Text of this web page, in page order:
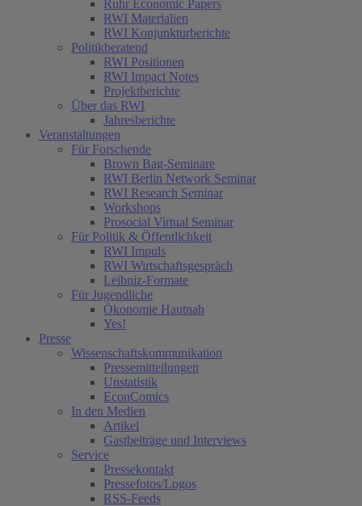
Ruhr Economic Papers
RWI Materialien
RWI Konjunkturberichte
Politikberatend
RWI Positionen
RWI Impact Notes
Projektberichte
Über das RWI
Jahresberichte
Veranstaltungen
Für Forschende
Brown Bag-Seminare
RWI Berlin Network Seminar
RWI Research Seminar
Workshops
Prosocial Virtual Seminar
Für Politik & Öffentlichkeit
RWI Impuls
RWI Wirtschaftsgespräch
Leibniz-Formate
Für Jugendliche
Ökonomie Hautnah
Yes!
Presse
Wissenschaftskommunikation
Pressemitteilungen
Unstatistik
EconComics
In den Medien
Artikel
Gastbeiträge und Interviews
Service
Pressekontakt
Pressefotos/Logos
RSS-Feeds